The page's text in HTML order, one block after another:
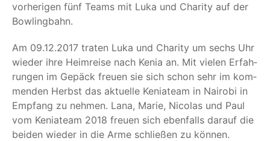
vor­he­ri­gen fünf Teams mit Luka und Cha­ri­ty auf der
Bowlingbahn.
Am 09.12.2017 tra­ten Luka und Cha­ri­ty um sechs Uhr
wie­der ihre Heim­rei­se nach Kenia an. Mit vie­len Erfah­
run­gen im Gepäck freu­en sie sich schon sehr im kom­
men­den Herbst das aktu­el­le Kenia­team in Nai­ro­bi in
Emp­fang zu neh­men. Lana, Marie, Nico­las und Paul
vom Kenia­team 2018 freu­en sich eben­falls dar­auf die
bei­den wie­der in die Arme schlie­ßen zu können.